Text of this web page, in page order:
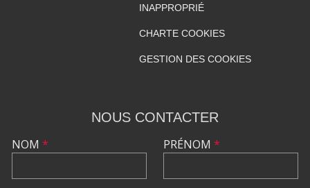
INAPPROPRIÉ
CHARTE COOKIES
GESTION DES COOKIES
NOUS CONTACTER
NOM * PRÉNOM *